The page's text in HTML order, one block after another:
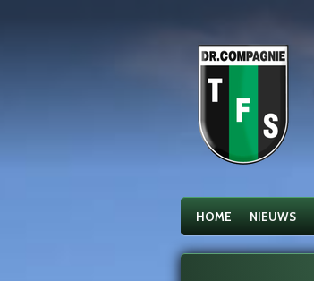
HOME NIEUWS